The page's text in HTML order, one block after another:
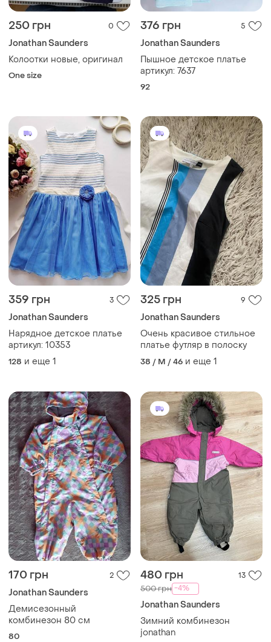
250 грн 0
Jonathan Saunders
Колоотки новые, оригинал
One size
376 грн 5
Jonathan Saunders
Пышное детское платье
артикул: 7637
92
359 грн 3
Jonathan Saunders
Нарядное детское платье
артикул: 10353
128 и еще 1
325 грн 9
Jonathan Saunders
Очень красивое стильное
платье футляр в полоску
38 / M / 46 и еще 1
170 грн 2
Jonathan Saunders
Демисезонный
комбинезон 80 см
80
480 грн 13
500 грн -4%
Jonathan Saunders
Зимний комбинезон
jonathan